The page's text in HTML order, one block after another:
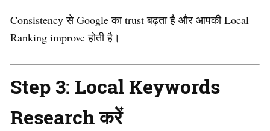
Consistency से Google का trust बढ़ता है और आपकी Local
Ranking improve होती है।
Step 3: Local Keywords
Research करें